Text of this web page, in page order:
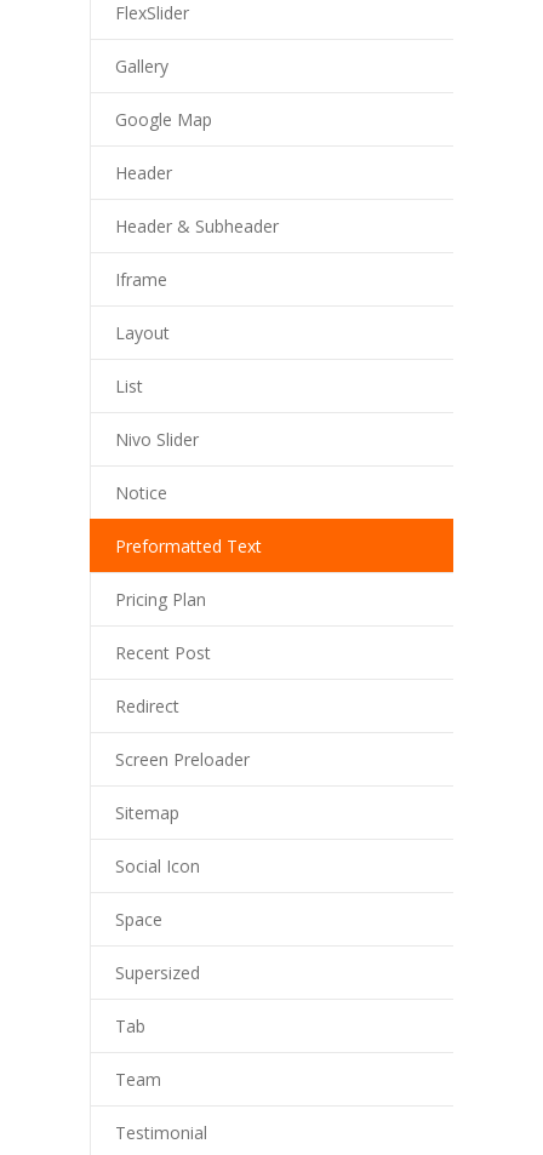
FlexSlider
Gallery
Google Map
Header
Header & Subheader
Iframe
Layout
List
Nivo Slider
Notice
Preformatted Text
Pricing Plan
Recent Post
Redirect
Screen Preloader
Sitemap
Social Icon
Space
Supersized
Tab
Team
Testimonial